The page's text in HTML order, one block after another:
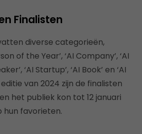
Finalisten
diverse categorieën,
of the Year’, ‘AI Company’, ‘AI
‘AI Startup’, ‘AI Book’ en ‘AI
van 2024 zijn de finalisten
het publiek kon tot 12 januari
hun favorieten.